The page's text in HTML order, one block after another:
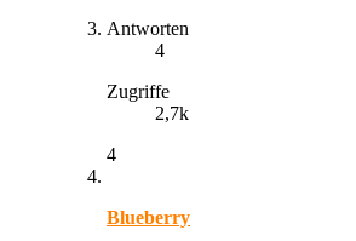
Antworten
4
Zugriffe
2,7k
4
Blueberry